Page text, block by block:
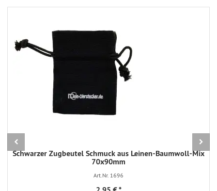
Schwarzer Zugbeutel Schmuck aus Leinen-Baumwoll-Mix
70x90mm
Art.Nr. 1696